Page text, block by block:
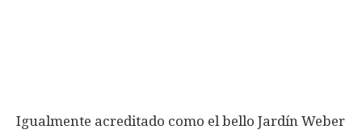
Igualmente acreditado como el bello Jardín Weber